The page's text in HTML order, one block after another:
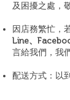
及困擾之處，
因店務繁忙，
Line、
言給我們，我
配送方式：以